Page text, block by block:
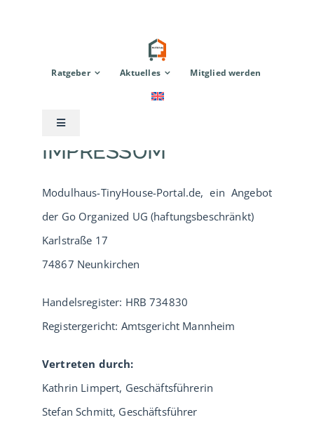
Ratgeber Aktuelles Mitglied werden
Toggle
Anbieter
Zubehör
Verband
IMPRESSUM
Modulhaus-TinyHouse-Portal.de, ein Angebot
der Go Organized UG (haftungsbeschränkt)
Karlstraße 17
74867 Neunkirchen
Handelsregister: HRB 734830
Registergericht: Amtsgericht Mannheim
Vertreten durch:
Kathrin Limpert, Geschäftsführerin
Stefan Schmitt, Geschäftsführer